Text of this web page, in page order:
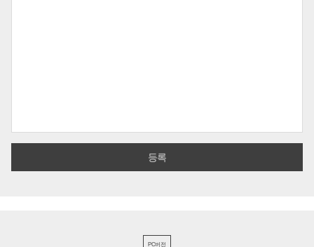
PC버전